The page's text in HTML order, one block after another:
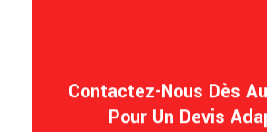
Contactez-Nous Dès
Pour Un Devis